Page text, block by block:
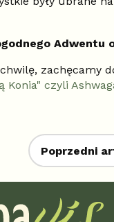
Adwentu
zachęcamy
Konia" czyli
Poprzedni